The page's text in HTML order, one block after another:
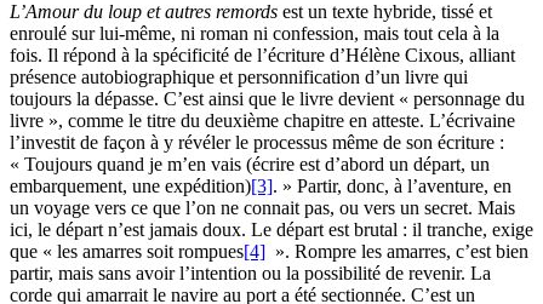
L’Amour du loup et autres remords est un texte hybride, tissé et
enroulé sur lui-même, ni roman ni confession, mais tout cela à la
fois. Il répond à la spécificité de l’écriture d’Hélène Cixous, alliant
présence autobiographique et personnification d’un livre qui
toujours la dépasse. C’est ainsi que le livre devient « personnage du
livre », comme le titre du deuxième chapitre en atteste. L’écrivaine
l’investit de façon à y révéler le processus même de son écriture :
« Toujours quand je m’en vais (écrire est d’abord un départ, un
embarquement, une expédition)[3]. » Partir, donc, à l’aventure, en
un voyage vers ce que l’on ne connait pas, ou vers un secret. Mais
ici, le départ n’est jamais doux. Le départ est brutal : il tranche, exige
que « les amarres soit rompues[4] ». Rompre les amarres, c’est bien
partir, mais sans avoir l’intention ou la possibilité de revenir. La
corde qui amarrait le navire au port a été sectionnée. C’est un